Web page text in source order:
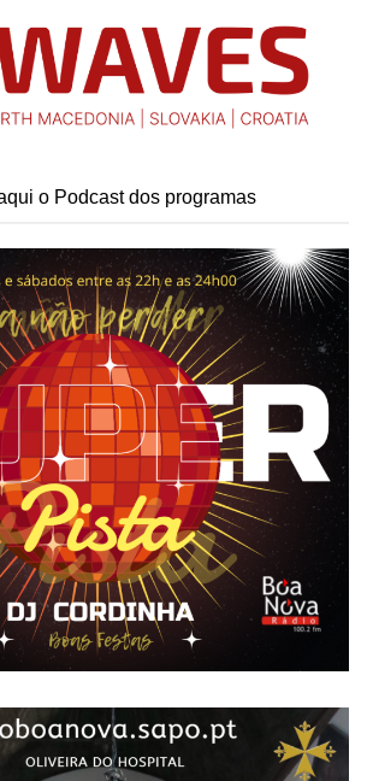
o Podcast dos programas